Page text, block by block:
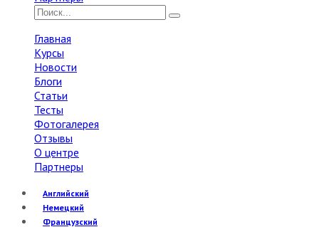
Главная
Курсы
Новости
Блоги
Статьи
Тесты
Фотогалерея
Отзывы
О центре
Партнеры
Английский
Немецкий
Французский